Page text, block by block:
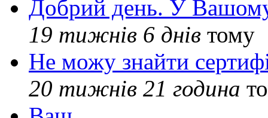
Добрий день. У Вашому
19 тижнів 6 днів тому
Не можу знайти
20 тижнів 21 година